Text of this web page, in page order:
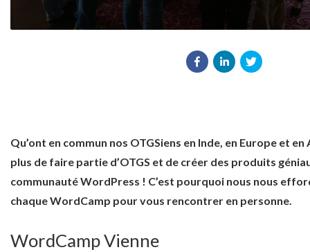
Qu’ont en commun nos OTGSiens en Inde, en Europe et
plus de faire partie d’OTGS et de créer des produits
communauté WordPress ! C’est pourquoi nous nous
chaque WordCamp pour vous rencontrer en personne.
WordCamp Vienne